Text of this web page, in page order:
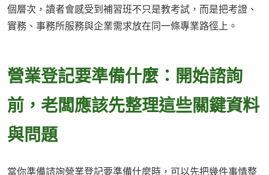
個層次，讀者會感受到補習班不只是教考試，而是把考證、
實務、事務所服務與企業需求放在同一條專業路徑上。
營業登記要準備什麼：開始諮詢
前，老闆應該先整理這些關鍵資料
與問題
當你準備諮詢營業登記要準備什麼時，可以先把幾件事情整